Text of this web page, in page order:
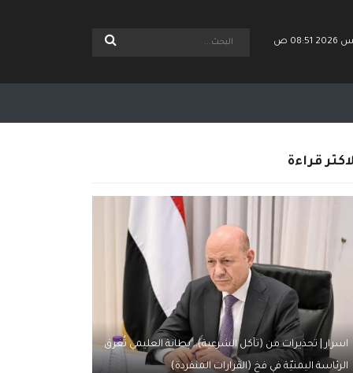
قراءة
اسرار | تحذيرات من (تآكل الشرعية).. بطانة العليمي تُغرق
الرئاسة اليمنيّة في فخ (القرارات المنفردة)